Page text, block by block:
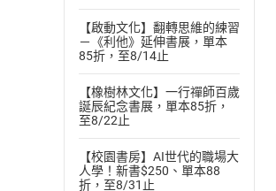
【啟動文化】翻轉思維的練習
－《利他》延伸書展，單本
85折，至8/14止
【橡樹林文化】一行禪師百歲
誕辰紀念書展，單本85折，
至8/22止
【校園書房】AI世代的職場大
人學！新書$250、單本88
折，至8/31止